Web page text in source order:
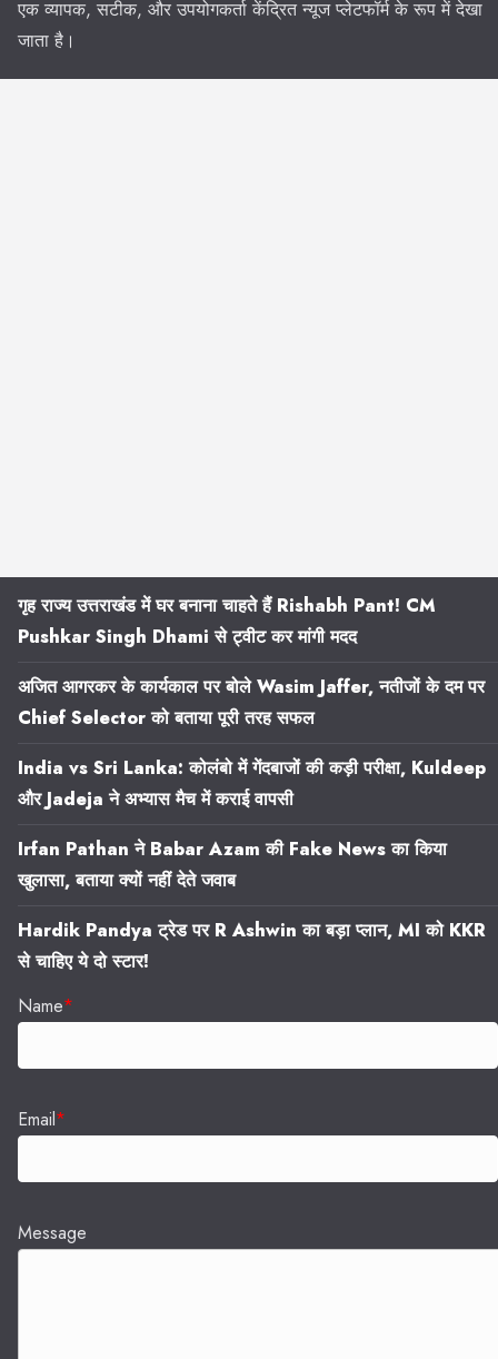
एक व्यापक, सटीक, और उपयोगकर्ता केंद्रित न्यूज प्लेटफॉर्म के रूप में देखा
जाता है।
गृह राज्य उत्तराखंड में घर बनाना चाहते हैं Rishabh Pant! CM
Pushkar Singh Dhami से ट्वीट कर मांगी मदद
अजित आगरकर के कार्यकाल पर बोले Wasim Jaffer, नतीजों के दम पर
Chief Selector को बताया पूरी तरह सफल
India vs Sri Lanka: कोलंबो में गेंदबाजों की कड़ी परीक्षा, Kuldeep
और Jadeja ने अभ्यास मैच में कराई वापसी
Irfan Pathan ने Babar Azam की Fake News का किया
खुलासा, बताया क्यों नहीं देते जवाब
Hardik Pandya ट्रेड पर R Ashwin का बड़ा प्लान, MI को KKR
से चाहिए ये दो स्टार!
Name*
Email*
Message